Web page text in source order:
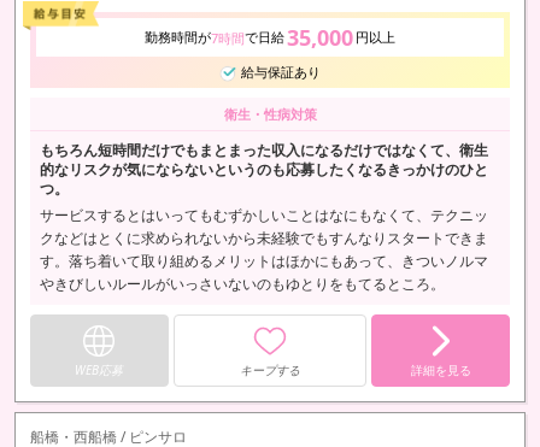
勤務時間が7時間で日給35,000 円以上
給与保証あり
衛生・性病対策
もちろん短時間だけでもまとまった収入になるだけではなくて、衛生
的なリスクが気にならないというのも応募したくなるきっかけのひと
つ。
サービスするとはいってもむずかしいことはなにもなくて、テクニッ
クなどはとくに求められないから未経験でもすんなりスタートできま
す。落ち着いて取り組めるメリットはほかにもあって、きついノルマ
やきびしいルールがいっさいないのもゆとりをもてるところ。
WEB応募 キープする 詳細を見る
船橋・西船橋 / ピンサロ